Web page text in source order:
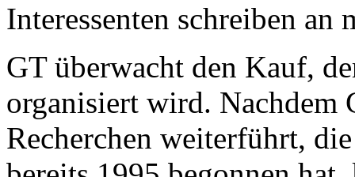
Interessenten schreiben
GT überwacht den Kauf,
organisiert wird. Nachdem
Recherchen weiterführt,